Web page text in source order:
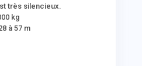
très silencieux.
kg
à 57 m